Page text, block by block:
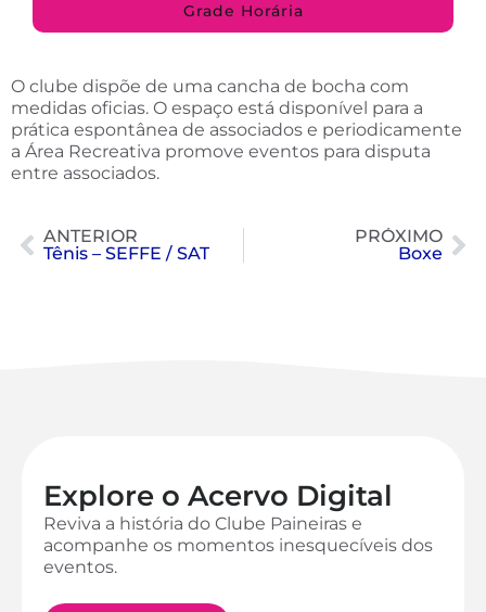
Grade Horária
O clube dispõe de uma cancha de bocha com
medidas oficias. O espaço está disponível para a
prática espontânea de associados e periodicamente
a Área Recreativa promove eventos para disputa
entre associados.
ANTERIOR
Tênis – SEFFE / SAT
PRÓXIMO
Boxe
Explore o Acervo Digital
Reviva a história do Clube Paineiras e
acompanhe os momentos inesquecíveis dos
eventos.